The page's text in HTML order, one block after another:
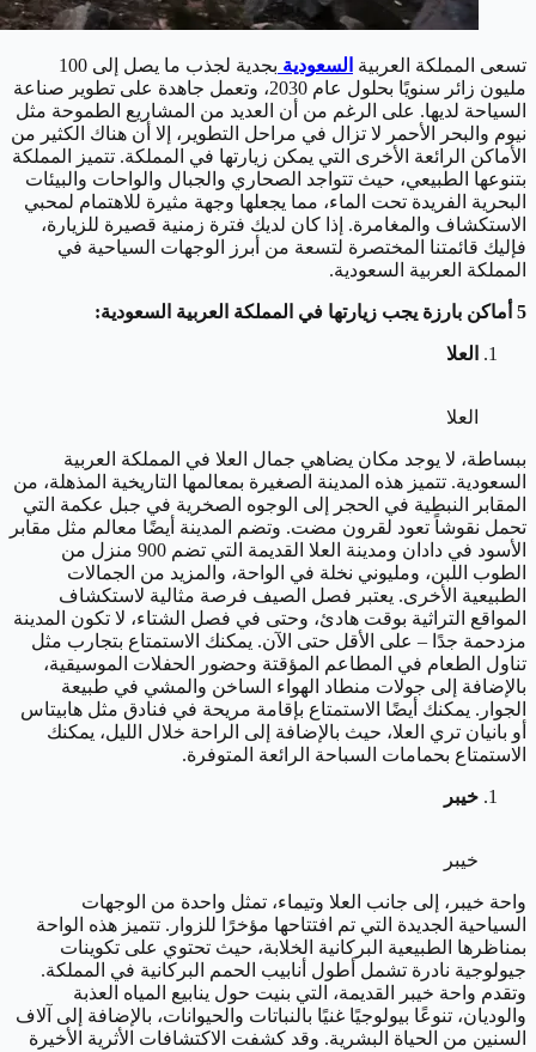
تسعى المملكة العربية السعودية
بجدية لجذب ما يصل إلى 100
مليون زائر سنويًا بحلول عام 2030، وتعمل جاهدة على تطوير صناعة
السياحة لديها. على الرغم من أن العديد من المشاريع الطموحة مثل
نيوم والبحر الأحمر لا تزال في مراحل التطوير، إلا أن هناك الكثير من
الأماكن الرائعة الأخرى التي يمكن زيارتها في المملكة. تتميز المملكة
بتنوعها الطبيعي، حيث تتواجد الصحاري والجبال والواحات والبيئات
البحرية الفريدة تحت الماء، مما يجعلها وجهة مثيرة للاهتمام لمحبي
الاستكشاف والمغامرة. إذا كان لديك فترة زمنية قصيرة للزيارة،
فإليك قائمتنا المختصرة لتسعة من أبرز الوجهات السياحية في
المملكة العربية السعودية.
5 أماكن بارزة يجب زيارتها في المملكة العربية السعودية:
العلا
العلا
ببساطة، لا يوجد مكان يضاهي جمال العلا في المملكة العربية
السعودية. تتميز هذه المدينة الصغيرة بمعالمها التاريخية المذهلة، من
المقابر النبطية في الحجر إلى الوجوه الصخرية في جبل عكمة التي
تحمل نقوشاً تعود لقرون مضت. وتضم المدينة أيضًا معالم مثل مقابر
الأسود في دادان ومدينة العلا القديمة التي تضم 900 منزل من
الطوب اللبن، ومليوني نخلة في الواحة، والمزيد من الجمالات
الطبيعية الأخرى. يعتبر فصل الصيف فرصة مثالية لاستكشاف
المواقع التراثية بوقت هادئ، وحتى في فصل الشتاء، لا تكون المدينة
مزدحمة جدًا – على الأقل حتى الآن. يمكنك الاستمتاع بتجارب مثل
تناول الطعام في المطاعم المؤقتة وحضور الحفلات الموسيقية،
بالإضافة إلى جولات منطاد الهواء الساخن والمشي في طبيعة
الجوار. يمكنك أيضًا الاستمتاع بإقامة مريحة في فنادق مثل هابيتاس
أو بانيان تري العلا، حيث بالإضافة إلى الراحة خلال الليل، يمكنك
الاستمتاع بحمامات السباحة الرائعة المتوفرة.
خيبر
خيبر
واحة خيبر، إلى جانب العلا وتيماء، تمثل واحدة من الوجهات
السياحية الجديدة التي تم افتتاحها مؤخرًا للزوار. تتميز هذه الواحة
بمناظرها الطبيعية البركانية الخلابة، حيث تحتوي على تكوينات
جيولوجية نادرة تشمل أطول أنابيب الحمم البركانية في المملكة.
وتقدم واحة خيبر القديمة، التي بنيت حول ينابيع المياه العذبة
والوديان، تنوعًا بيولوجيًا غنيًا بالنباتات والحيوانات، بالإضافة إلى آلاف
السنين من الحياة البشرية. وقد كشفت الاكتشافات الأثرية الأخيرة